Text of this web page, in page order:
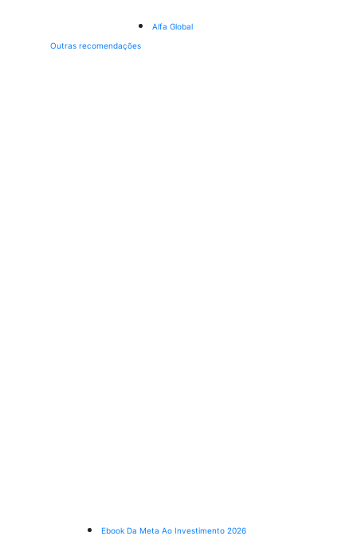
Alfa Global
Outras recomendações
Ebook Da Meta Ao Investimento 2026